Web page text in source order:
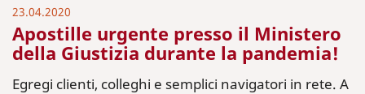
23.04.2020
Apostille urgente presso il Ministero
della Giustizia durante la pandemia!
Egregi clienti, colleghi e semplici navigatori in rete. A